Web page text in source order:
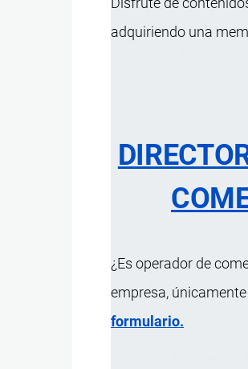
adquiriendo una
¿Es operador de
empresa,
formulario.
Aquellos
derechos de
de la Ley de
licencia de
así como